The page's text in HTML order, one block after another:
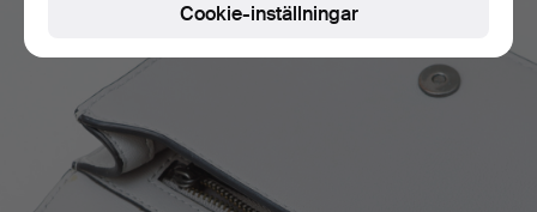
Cookie-inställningar